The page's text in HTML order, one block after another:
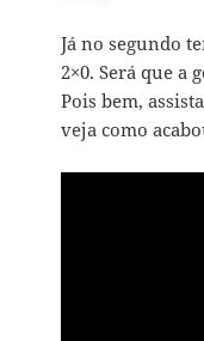
Já no segundo
2×0. Será que a
Pois bem,
veja como